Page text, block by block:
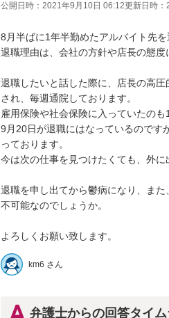
公開日時： 2021年9月10日 06:12更新日時：
8月半ばに1年半勤めたアルバイト先を
退職理由は、会社の方針や店長の態
退職したいと話した際に、店長の高
され、毎週通院しております。
雇用保険や社会保険に入っていたの
9月20日が退職にはなっているのです
っております。
今は次の仕事を見つけたくても、外に
退職を申し出てから鬱病になり、ま
不可能なのでしょうか。
よろしくお願い致します。
km6 さん
弁護士からの回答タイ